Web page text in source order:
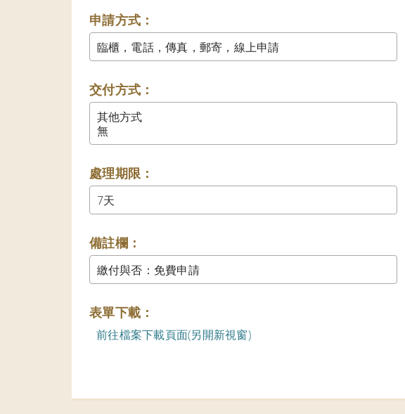
申請方式：
臨櫃，電話，傳真，郵寄，線上申請
交付方式：
其他方式
無
處理期限：
備註欄：
繳付與否：免費申請
表單下載：
前往檔案下載頁面(另開新視窗)